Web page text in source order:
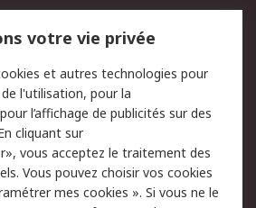
à
Sécurité des E-mails
Politique anti-
corruption
votre vie privée
et autres technologies pour
l'utilisation, pour la
l’affichage de publicités sur des
cliquant sur
vous acceptez le traitement des
Vous pouvez choisir vos cookies
mes cookies ». Si vous ne le